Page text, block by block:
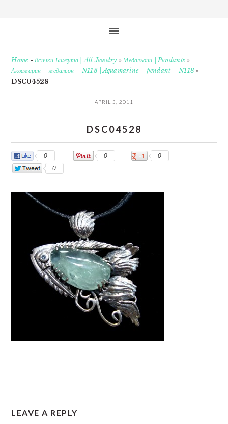
Home»Всички Бижута | All Jewelry »Медальони | Pendants »
Аквамарин – медальон – N118 | Aquamarine – pendant – N118 »
DSC04528
APRIL 3, 2011
DSC04528
0 0
0
0
INTERACTIONS
LEAVE A REPLY